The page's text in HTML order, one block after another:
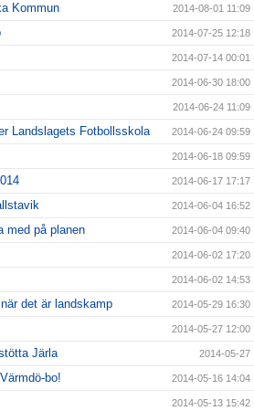
Kommun 2014-08-01 11:09
2014-07-25 12:18
2014-07-14 00:01
2014-06-30 18:00
2014-06-24 11:09
Landslagets Fotbollsskola 2014-06-24 09:59
2014-06-18 09:59
2014-06-17 17:17
2014-06-04 16:52
med på planen 2014-06-04 09:40
2014-06-02 17:20
2014-06-02 14:53
det är landskamp 2014-05-29 16:30
2014-05-27 12:00
Järla 2014-05-27
bo! 2014-05-16 14:04
2014-05-13 15:42